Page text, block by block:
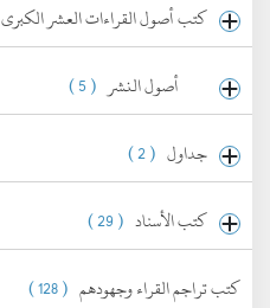
كتب أصول القراءات العشر الكبرى
أصول النشر ( 5 )
جداول ( 2 )
كتب الأسناد ( 29 )
كتب تراجم القراء وجهودهم ( 128 )